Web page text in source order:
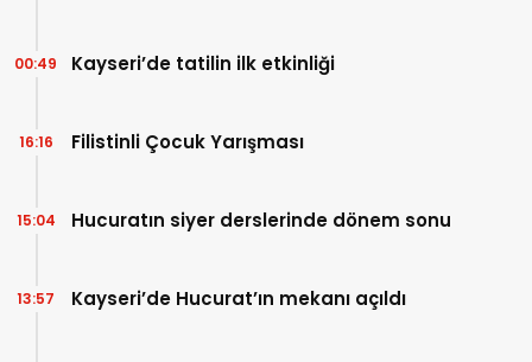
Kayseri’de tatilin ilk etkinliği
00:49
Filistinli Çocuk Yarışması
16:16
Hucuratın siyer derslerinde dönem sonu
15:04
Kayseri’de Hucurat’ın mekanı açıldı
13:57